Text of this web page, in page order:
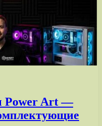
Power Art —